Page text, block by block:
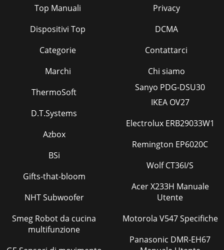
Top Manuali
Dispositivi Top
Categorie
Marchi
Privacy
DCMA
Contattarci
Chi siamo
ThermoSoft
D.T.Systems
Azbox
BSi
Gifts-that-bloom
NHT Subwoofer
Smeg Robot da cucina
multifunzione
Sanyo PDG-DSU30
IKEA OV27
Electrolux ERB29033W1
Remington EP6020C
Wolf CT36I/S
Acer X233H Manuale
Utente
Motorola V547 Specifiche
Panasonic DMR-EH67